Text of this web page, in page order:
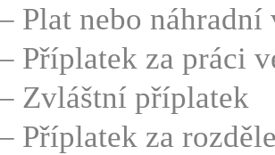
Plat nebo náhradní
Příplatek za práci
Zvláštní příplatek
Příplatek za